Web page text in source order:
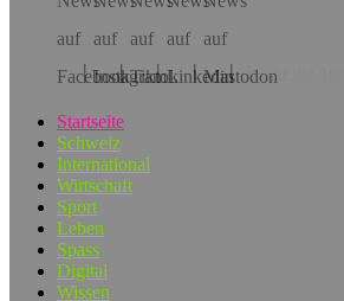
Hol dir die App!
Startseite
Schweiz
International
Wirtschaft
Sport
Leben
Spass
Digital
Wissen